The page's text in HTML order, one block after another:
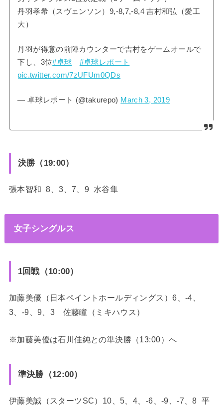
丹羽孝希（スヴェンソン）9,-8,7,-8,4 吉村和弘（愛工
大）
丹羽が得意の前陣カウンターで吉村をゲームオールで
下し、3位#卓球
#卓球レポート
pic.twitter.com/7zUFUm0QDs
— 卓球レポート (@takurepo) March 3, 2019
決勝（19:00）
張本智和 8、3、7、9 水谷隼
女子シングルス
1回戦（10:00）
加藤美優（日本ペイントホールディングス）6、-4、
3、-9、9、3 佐藤瞳（ミキハウス）
※加藤美優は石川佳純との準決勝（13:00）へ
準決勝（12:00）
伊藤美誠（スターツSC）10、5、4、-6、-9、-7、8 平